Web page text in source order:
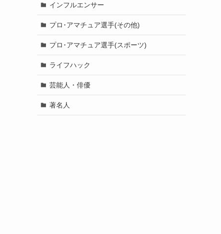
インフルエンサー
プロ･アマチュア選手(その他)
プロ･アマチュア選手(スポーツ)
ライフハック
芸能人・俳優
著名人